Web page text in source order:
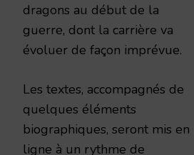
dragons au début de la
guerre, dont la carrière va
évoluer de façon imprévue.
Les textes, accompagnés de
quelques éléments
biographiques, seront mis en
ligne à un rythme de